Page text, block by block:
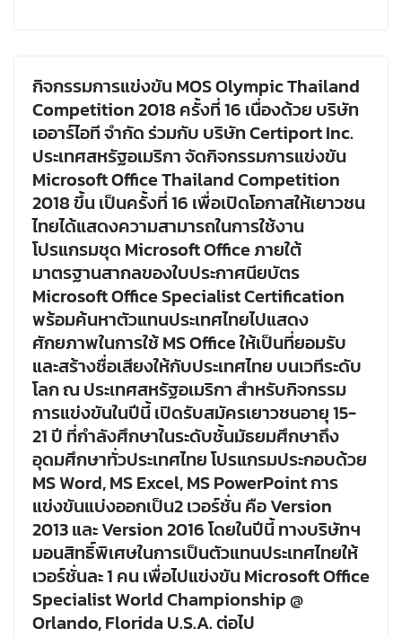
กิจกรรมการแข่งขัน MOS Olympic Thailand
Competition 2018 ครั้งที่ 16 เนื่องด้วย บริษัท
เออาร์ไอที จำกัด ร่วมกับ บริษัท Certiport Inc.
ประเทศสหรัฐอเมริกา จัดกิจกรรมการแข่งขัน
Microsoft Office Thailand Competition
2018 ขึ้น เป็นครั้งที่ 16 เพื่อเปิดโอกาสให้เยาวชน
ไทยได้แสดงความสามารถในการใช้งาน
โปรแกรมชุด Microsoft Office ภายใต้
มาตรฐานสากลของใบประกาศนียบัตร
Microsoft Office Specialist Certification
พร้อมค้นหาตัวแทนประเทศไทยไปแสดง
ศักยภาพในการใช้ MS Office ให้เป็นที่ยอมรับ
และสร้างชื่อเสียงให้กับประเทศไทย บนเวทีระดับ
โลก ณ ประเทศสหรัฐอเมริกา สำหรับกิจกรรม
การแข่งขันในปีนี้ เปิดรับสมัครเยาวชนอายุ 15-
21 ปี ที่กำลังศึกษาในระดับชั้นมัธยมศึกษาถึง
อุดมศึกษาทั่วประเทศไทย โปรแกรมประกอบด้วย
MS Word, MS Excel, MS PowerPoint การ
แข่งขันแบ่งออกเป็น2 เวอร์ชั่น คือ Version
2013 และ Version 2016 โดยในปีนี้ ทางบริษัทฯ
มอนสิทธิ์พิเศษในการเป็นตัวแทนประเทศไทยให้
เวอร์ชั่นละ 1 คน เพื่อไปแข่งขัน Microsoft Office
Specialist World Championship @
Orlando, Florida U.S.A. ต่อไป